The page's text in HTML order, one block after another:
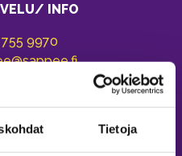
Tietoja
INFO
9970